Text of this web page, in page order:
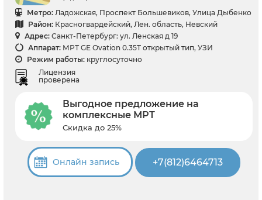
Метро: Ладожская, Проспект Большевиков, Улица Дыбенко
Район: Красногвардейский, Лен. область, Невский
Адрес: Санкт-Петербург: ул. Ленская д 19
Аппарат: МРТ GE Ovation 0.35T открытый тип, УЗИ
Режим работы: круглосуточно
Лицензия
проверена
Выгодное предложение на
комплексные МРТ
Скидка до 25%
Онлайн запись +7(812)6464713